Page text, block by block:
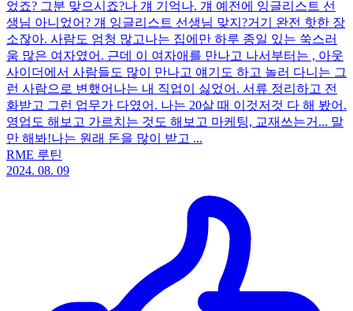
었죠? 그분 맞으시죠?나 걔 기억나. 걔 예전에 잉글리스트 선
생님 아니었어? 걔 잉글리스트 선생님 맞지?거기 완전 핫한 장
소잖아. 사람도 엄청 많고나는 집에만 하루 종일 있는 쑥스러
움 많은 여자였어. 근데 이 여자애를 만나고 나서부터는 , 아웃
사이더에서 사람들도 많이 만나고 얘기도 하고 놀러 다니는 그
런 사람으로 변했어나는 내 직업이 싫었어. 서류 정리하고 전
화받고 그런 업무가 다였어. 나는 20살 때 이것저것 다 해 봤어.
영업도 해보고 가르치는 것도 해보고 마케팅, 교재쓰는거... 말
만 해봐!나는 원래 돈을 많이 받고 ...
RME 루틴
2024. 08. 09